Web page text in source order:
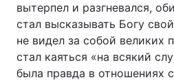
вытерпел и разгневался,
стал высказывать Богу
не видел за собой великих
стал каяться «на всякий
была правда в отношениях